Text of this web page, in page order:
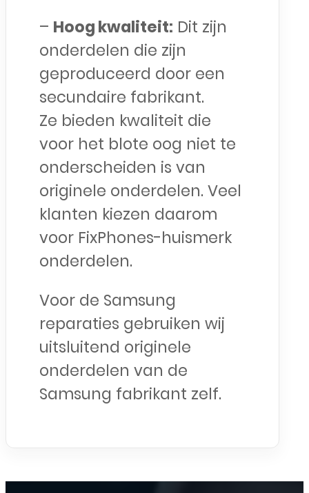
– Hoog kwaliteit: Dit zijn
onderdelen die zijn
geproduceerd door een
secundaire fabrikant.
Ze bieden kwaliteit die
voor het blote oog niet te
onderscheiden is van
originele onderdelen. Veel
klanten kiezen daarom
voor FixPhones-huismerk
onderdelen.
Voor de Samsung
reparaties gebruiken wij
uitsluitend originele
onderdelen van de
Samsung fabrikant zelf.